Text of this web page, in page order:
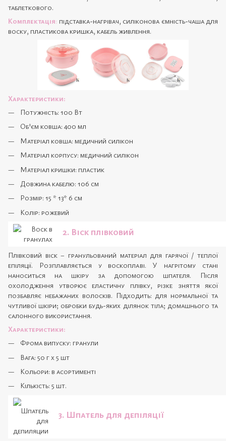
таблеткового.
Комплектація: підставка-нагрівач, силіконова ємність-чаша для
воску, пластикова кришка, кабель живлення.
Характеристики:
Потужність: 100 Вт
Об'єм ковша: 400 мл
Матеріал ковша: медичний силікон
Матеріал корпусу: медичний силікон
Матеріал кришки: пластик
Довжина кабелю: 106 см
Розмір: 15 * 13* 6 см
Колір: рожевий
2. Віск плівковий
Плівковий віск – гранульований матеріал для гарячої / теплої
епіляції. Розплавляється у воскоплаві. У нагрітому стані
наноситься на шкіру за допомогою шпателя. Після
охолодження утворює еластичну плівку, різке зняття якої
позбавляє небажаних волосків. Підходить: для нормальної та
чутливої шкіри; обробки будь-яких ділянок тіла; домашнього та
салонного використання.
Характеристики:
Фрома випуску: гранули
Вага: 50 г х 5 шт
Кольори: в асортименті
Кількість: 5 шт.
3. Шпатель для депіляції